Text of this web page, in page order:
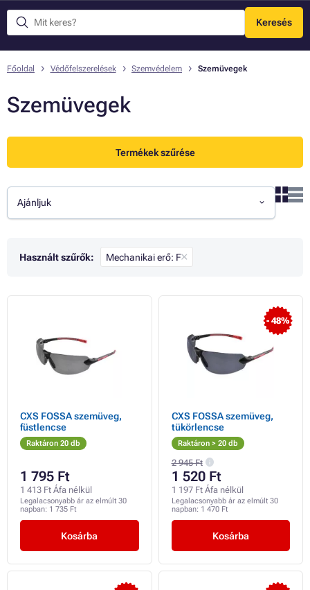
Keresés
Menü
Főoldal Védőfelszerelések Szemvédelem Szemüvegek
Szemüvegek
Termékek szűrése
Ajánljuk
Használt szűrők: Mechanikai erő: F
CXS FOSSA szemüveg,
füstlencse
Raktáron 20 db
1 795 Ft
1 413 Ft Áfa nélkül
Legalacsonyabb ár az elmúlt 30
napban: 1 735 Ft
Kosárba
- 48%
CXS FOSSA szemüveg,
tükörlencse
Raktáron > 20 db
2 945 Ft
1 520 Ft
1 197 Ft Áfa nélkül
Legalacsonyabb ár az elmúlt 30
napban: 1 470 Ft
Kosárba